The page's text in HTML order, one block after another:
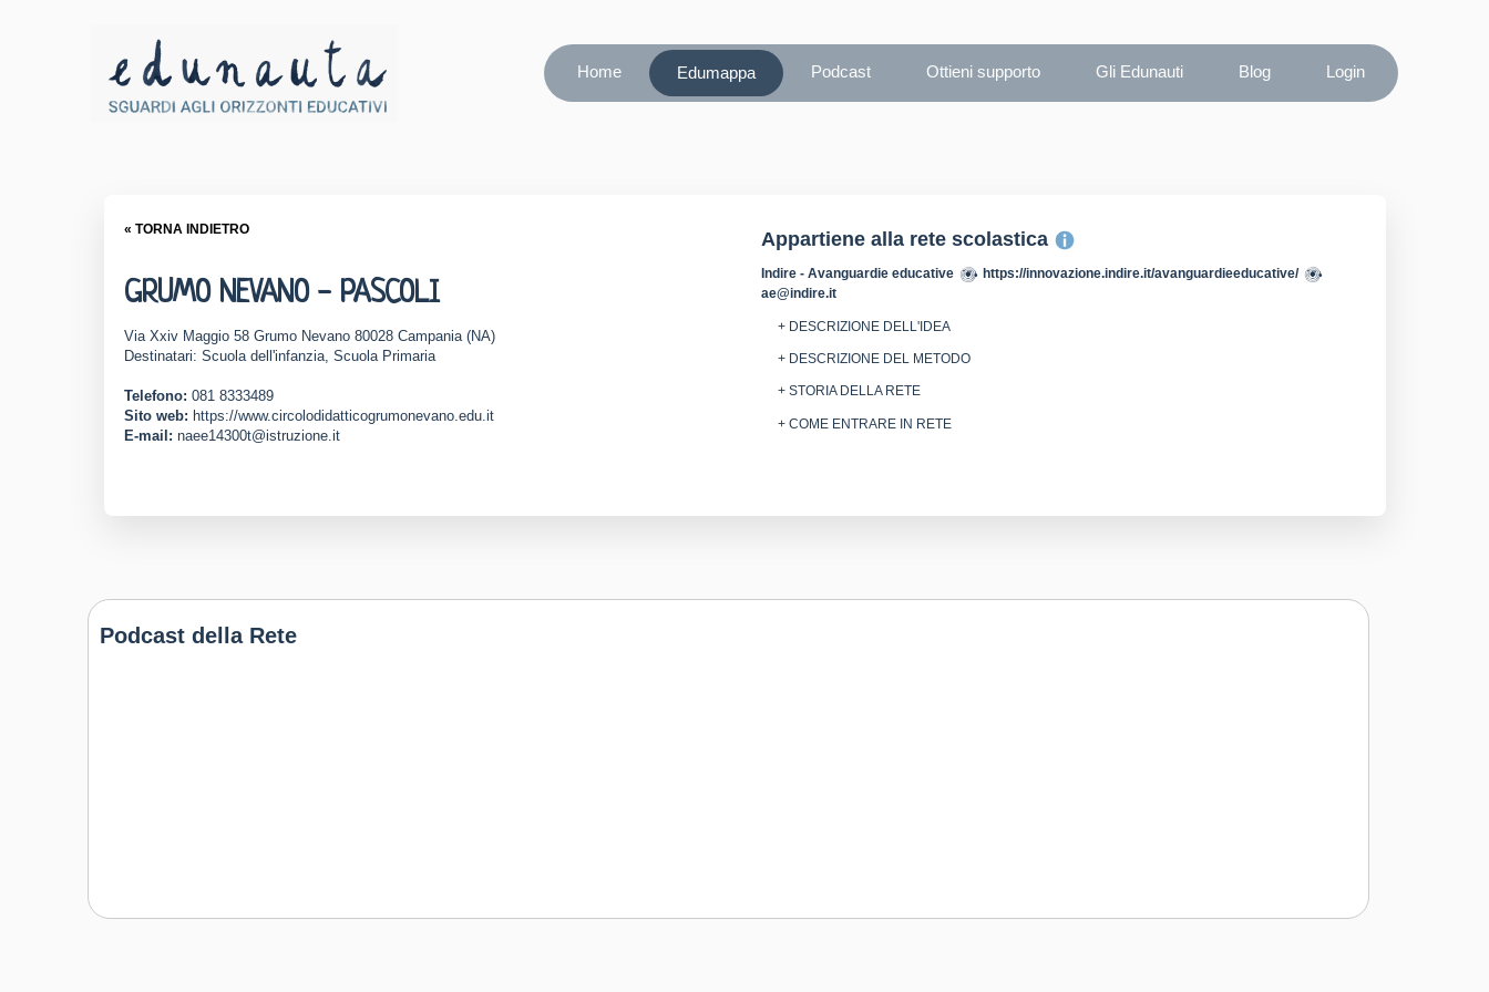
Home Edumappa Podcast Ottieni supporto Gli Edunauti Blog Login
« TORNA INDIETRO
GRUMO NEVANO - PASCOLI
Via Xxiv Maggio 58 Grumo Nevano 80028 Campania (NA)
Destinatari: Scuola dell'infanzia, Scuola Primaria
Telefono: 081 8333489
Sito web: https://www.circolodidatticogrumonevano.edu.it
E-mail: naee14300t@istruzione.it
Appartiene alla rete scolastica
Indire - Avanguardie educative
https://innovazione.indire.it/avanguardieeducative/
ae@indire.it
+ DESCRIZIONE DELL'IDEA
+ DESCRIZIONE DEL METODO
+ STORIA DELLA RETE
+ COME ENTRARE IN RETE
Podcast della Rete